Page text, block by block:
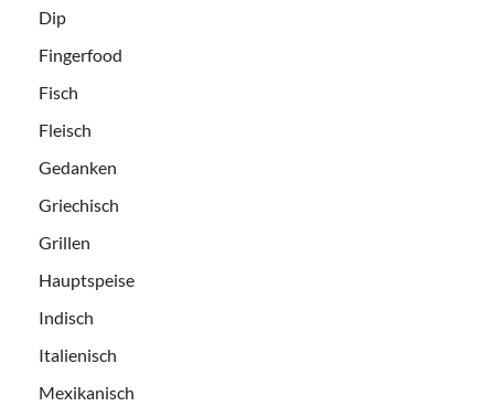
Dip
Fingerfood
Fisch
Fleisch
Gedanken
Griechisch
Grillen
Hauptspeise
Indisch
Italienisch
Mexikanisch